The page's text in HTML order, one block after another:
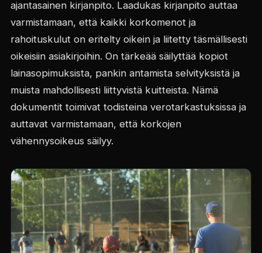
ajantasainen kirjanpito. Laadukas kirjanpito auttaa
varmistamaan, että kaikki korkomenot ja
rahoituskulut on eritelty oikein ja liitetty täsmällisesti
oikeisiin asiakirjoihin. On tärkeää säilyttää kopiot
lainasopimuksista, pankin antamista selvityksistä ja
muista mahdollisesti liittyvistä kuitteista. Nämä
dokumentit toimivat todisteina verotarkastuksissa ja
auttavat varmistamaan, että korkojen
vähennysoikeus säilyy.